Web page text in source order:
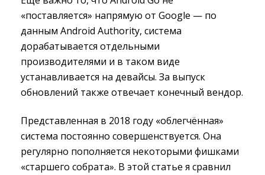
«поставляется» напрямую от Google — по
данным Android Authority, система
дорабатывается отдельными
производителями и в таком виде
устанавливается на девайсы. За выпуск
обновлений также отвечает конечный вендор.
Представленная в 2018 году «облегчённая»
система постоянно совершенствуется. Она
регулярно пополняется некоторыми фишками
«старшего собрата». В этой статье я сравнил